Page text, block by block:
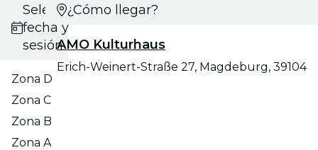
Selecciona
fecha y
sesión
Zona D
Zona C
Zona B
Zona A
¿Cómo llegar?
AMO Kulturhaus
Erich-Weinert-Straße 27, Magdeburg, 39104